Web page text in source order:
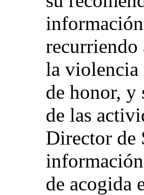
recurriendo
la violencia
de honor, y
de las
Director de
de acogida